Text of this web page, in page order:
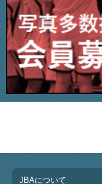
JBAについて